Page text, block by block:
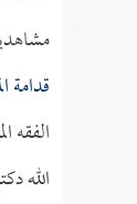
قدامة
الفقه
الله